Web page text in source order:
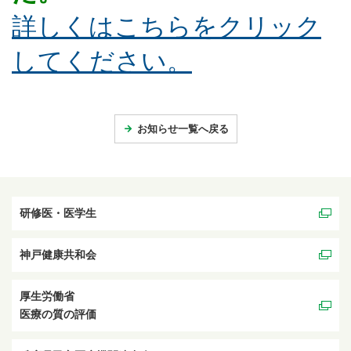
詳しくはこちらをクリック
してください。
お知らせ一覧へ戻る
研修医・医学生
神戸健康共和会
厚生労働省
医療の質の評価